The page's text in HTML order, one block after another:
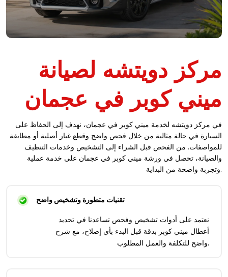
مركز دويتشه لصيانة
ميني كوبر في عجمان
في مركز دويتشه لخدمة ميني كوبر في عجمان، نهدف إلى الحفاظ على
السيارة في حالة مثالية من خلال فحص واضح وقطع غيار أصلية أو مطابقة
للمواصفات. من الفحص قبل الشراء إلى التشخيص وخدمات التنظيف
والصيانة، تحصل في ورشة ميني كوبر في عجمان على خدمة عملية
وتجربة واضحة من البداية.
تقنيات متطورة وتشخيص واضح
نعتمد على أدوات تشخيص وفحص تساعدنا في تحديد
أعطال ميني كوبر بدقة قبل البدء بأي إصلاح، مع شرح
واضح للتكلفة والعمل المطلوب.